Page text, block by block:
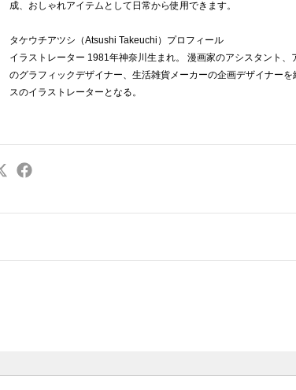
成、おしゃれアイテムとして日常から使用できます。
タケウチアツシ（Atsushi Takeuchi）プロフィール
イラストレーター 1981年神奈川生まれ。 漫画家のアシスタント、
のグラフィックデザイナー、生活雑貨メーカーの企画デザイナーを
スのイラストレーターとなる。